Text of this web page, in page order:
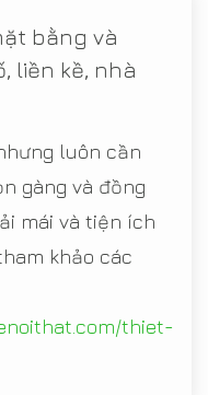
bằng và
liền kề, nhà
luôn cần
gàng và đồng
mái và tiện ích
khảo các
thiet-